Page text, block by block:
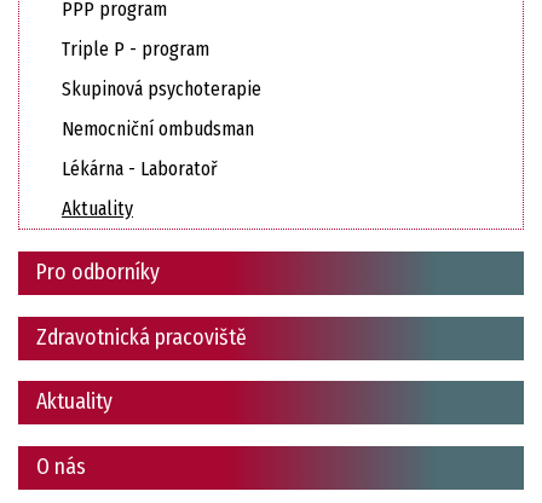
PPP program
Triple P - program
Skupinová psychoterapie
Nemocniční ombudsman
Lékárna - Laboratoř
Aktuality
Pro odborníky
Zdravotnická pracoviště
Aktuality
O nás